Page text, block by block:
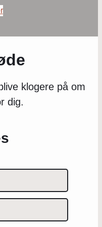
klogere på om
dig.